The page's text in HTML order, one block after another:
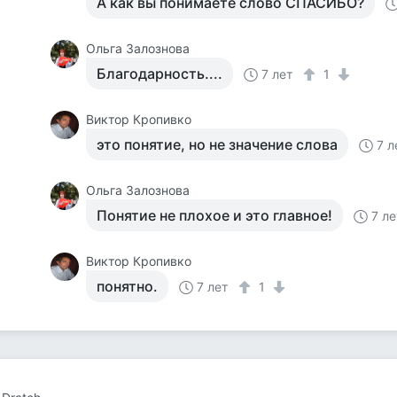
Ольга Залознова
Благодарность.... 7 лет 1
Виктор Кропивко
это понятие, но не значение слова 7
Ольга Залознова
Понятие не плохое и это главное! 7
Виктор Кропивко
понятно. 7 лет 1